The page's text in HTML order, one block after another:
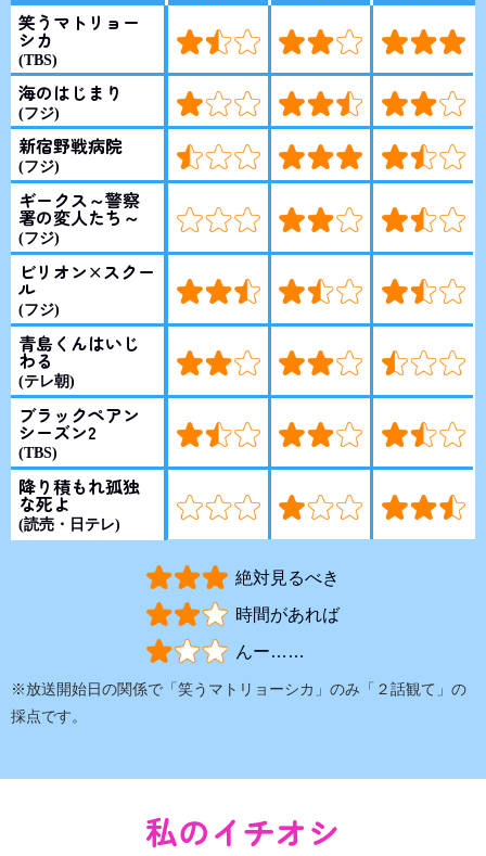
笑うマトリョー
シカ
(TBS)
海のはじまり
(フジ)
新宿野戦病院
(フジ)
ギークス～警察
署の変人たち～
(フジ)
ビリオン×スクー
ル
(フジ)
青島くんはいじ
わる
(テレ朝)
ブラックペアン
シーズン2
(TBS)
降り積もれ孤独
な死よ
(読売・日テレ)
絶対見るべき
時間があれば
んー……
※放送開始日の関係で「笑うマトリョーシカ」のみ「２話観て」の
採点です。
私のイチオシ